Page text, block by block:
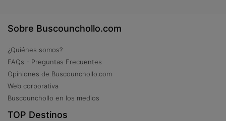
Sobre Buscounchollo.com
¿Quiénes somos?
FAQs - Preguntas Frecuentes
Opiniones de Buscounchollo.com
Web corporativa
Buscounchollo en los medios
TOP Destinos